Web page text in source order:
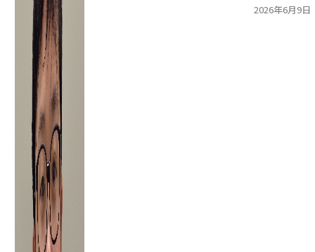
2026年6月9日